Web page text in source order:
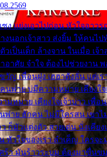
ซง แย่งเอาไปก่อน หัวใจอาว
งนอกเจ้าสาว ส่งยิ้ม ให้คนไปทั่
วเป็นเด็ก ล้างจาน ในเมื่อ เจ้
อาศัย จำใจ ต้องไปช่วยงาน พ
วัญ เพื่อนฝูง เฮฮาดังลั่น แต่เร
นพ่าย บ่มีความหมาย เคียงใจ
หมาย เคียงใจเจ้าบ่าว เพื่อน
พ่าย ฮักคน ไม่มีใครสน เขา
ก็มัวแต่งตัว สวยเด่น นั่งเคียง
หัวใจของเรา ลำเค็ญ ใครจะ
ร้า มันร้าวระบม ต้องมาขื่นข